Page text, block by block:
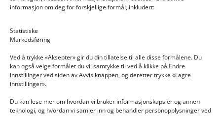
informasjon om deg for forskjellige formål, inkludert:
Statistiske
Markedsføring
Ved å trykke «Aksepter» gir du din tillatelse til alle disse formålene. Du
kan også velge formålet du vil samtykke til ved å klikke på Endre
innstillinger ved siden av Avvis knappen, og deretter trykke «Lagre
innstillinger».
Du kan lese mer om hvordan vi bruker informasjonskapsler og annen
teknologi, og hvordan vi samler inn og behandler personopplysninger ved
INFORMASJON